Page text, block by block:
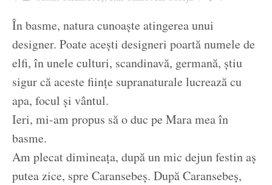
În basme, natura cunoaște atingerea unui
designer. Poate acești designeri poartă numele de
elfi, în unele culturi, scandinavă, germană, știu
sigur că aceste ființe supranaturale lucrează cu
apa, focul și vântul.
Ieri, mi-am propus să o duc pe Mara mea în
basme.
Am plecat dimineața, după un mic dejun festin aș
putea zice, spre Caransebeș. După Caransebeș,